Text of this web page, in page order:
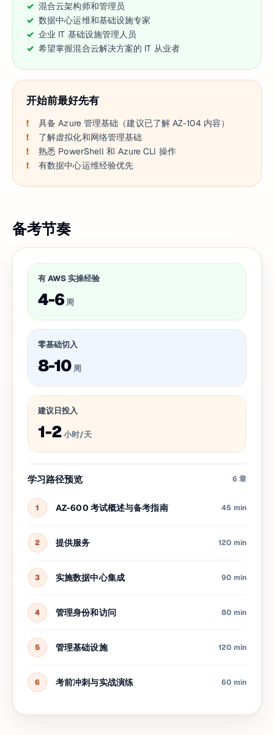
混合云架构师和管理员
数据中心运维和基础设施专家
企业 IT 基础设施管理人员
希望掌握混合云解决方案的 IT 从业者
开始前最好先有
具备 Azure 管理基础（建议已了解 AZ-104 内容）
了解虚拟化和网络管理基础
熟悉 PowerShell 和 Azure CLI 操作
有数据中心运维经验优先
备考节奏
有 AWS 实操经验
4-6 周
零基础切入
8-10 周
建议日投入
1-2小时/天
学习路径预览 6 章
1 AZ-600 考试概述与备考指南 45 min
2 提供服务 120 min
3 实施数据中心集成 90 min
4 管理身份和访问 80 min
5 管理基础设施 120 min
6 考前冲刺与实战演练 60 min